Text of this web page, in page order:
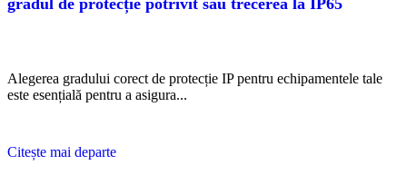
Alegerea gradului corect de protecție IP pentru echipamentele tale
este esențială pentru a asigura...
Citește mai departe